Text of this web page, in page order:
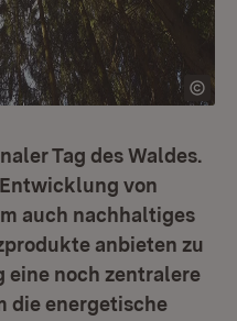
Tag des Waldes.
von
auch nachhaltiges
anbieten zu
eine noch zentralere
die energetische